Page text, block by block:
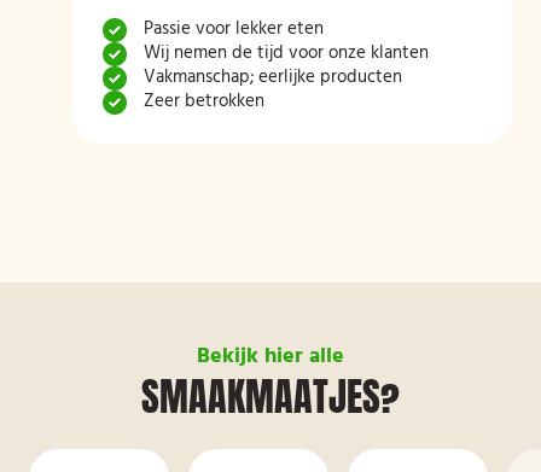
Passie voor lekker eten
Wij nemen de tijd voor onze klanten
Vakmanschap; eerlijke producten
Zeer betrokken
Bekijk hier alle
SMAAKMAATJES?